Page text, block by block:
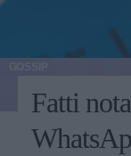
Fatti